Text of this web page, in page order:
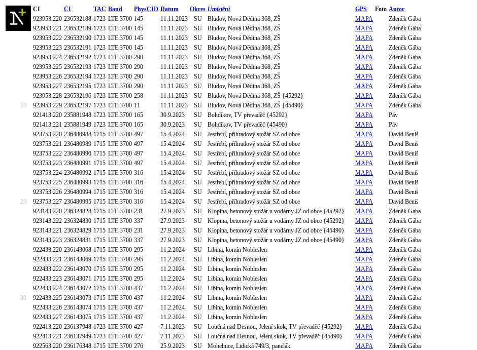
CI CI TAC Band PhysCID Datum Okres Umístění GPS Foto Autor
923953:220 236532188 1723 LTE 3700 145 11.11.2023 SU Bludov, Nová Dědina 368, ZŠ MAPA
Zdeněk Gába
923953:221 236532189 1723 LTE 3700 145 11.11.2023 SU Bludov, Nová Dědina 368, ZŠ MAPA
Zdeněk Gába
923953:222 236532190 1723 LTE 3700 145 11.11.2023 SU Bludov, Nová Dědina 368, ZŠ MAPA
Zdeněk Gába
923953:223 236532191 1723 LTE 3700 145 11.11.2023 SU Bludov, Nová Dědina 368, ZŠ MAPA
Zdeněk Gába
923953:224 236532192 1723 LTE 3700 290 11.11.2023 SU Bludov, Nová Dědina 368, ZŠ MAPA
Zdeněk Gába
923953:225 236532193 1723 LTE 3700 290 11.11.2023 SU Bludov, Nová Dědina 368, ZŠ MAPA
Zdeněk Gába
923953:226 236532194 1723 LTE 3700 290 11.11.2023 SU Bludov, Nová Dědina 368, ZŠ MAPA
Zdeněk Gába
923953:227 236532195 1723 LTE 3700 290 11.11.2023 SU Bludov, Nová Dědina 368, ZŠ MAPA
Zdeněk Gába
923953:228 236532196 1723 LTE 3700 258 11.11.2023 SU Bludov, Nová Dědina 368, ZŠ {45292} MAPA
Zdeněk Gába
10
923953:229 236532197 1723 LTE 3700 11 11.11.2023 SU Bludov, Nová Dědina 368, ZŠ {45490} MAPA
Zdeněk Gába
921413:220 235881948 1723 LTE 3700 165 30.9.2023 SU Bohdíkov, TV převaděč {45292} MAPA
Páv
921413:221 235881949 1723 LTE 3700 165 30.9.2023 SU Bohdíkov, TV převaděč {45490} MAPA
Páv
923753:220 236480988 1715 LTE 3700 497 15.4.2024 SU Jestřebí, příhradový stožár SZ od obce MAPA
David Beniš
923753:221 236480989 1715 LTE 3700 497 15.4.2024 SU Jestřebí, příhradový stožár SZ od obce MAPA
David Beniš
923753:222 236480990 1715 LTE 3700 497 15.4.2024 SU Jestřebí, příhradový stožár SZ od obce MAPA
David Beniš
923753:223 236480991 1715 LTE 3700 497 15.4.2024 SU Jestřebí, příhradový stožár SZ od obce MAPA
David Beniš
923753:224 236480992 1715 LTE 3700 316 15.4.2024 SU Jestřebí, příhradový stožár SZ od obce MAPA
David Beniš
923753:225 236480993 1715 LTE 3700 316 15.4.2024 SU Jestřebí, příhradový stožár SZ od obce MAPA
David Beniš
923753:226 236480994 1715 LTE 3700 316 15.4.2024 SU Jestřebí, příhradový stožár SZ od obce MAPA
David Beniš
20
923753:227 236480995 1715 LTE 3700 316 15.4.2024 SU Jestřebí, příhradový stožár SZ od obce MAPA
David Beniš
923143:220 236324828 1715 LTE 3700 231 27.9.2023 SU Klopina, betonový stožár u vodárny JZ od obce {45292} MAPA
Zdeněk Gába
923143:222 236324830 1715 LTE 3700 337 27.9.2023 SU Klopina, betonový stožár u vodárny JZ od obce {45292} MAPA
Zdeněk Gába
923143:221 236324829 1715 LTE 3700 231 27.9.2023 SU Klopina, betonový stožár u vodárny JZ od obce {45490} MAPA
Zdeněk Gába
923143:223 236324831 1715 LTE 3700 337 27.9.2023 SU Klopina, betonový stožár u vodárny JZ od obce {45490} MAPA
Zdeněk Gába
922433:220 236143068 1715 LTE 3700 295 11.2.2024 SU Libina, komín Nobleslen MAPA
Zdeněk Gába
922433:221 236143069 1715 LTE 3700 295 11.2.2024 SU Libina, komín Nobleslen MAPA
Zdeněk Gába
922433:222 236143070 1715 LTE 3700 295 11.2.2024 SU Libina, komín Nobleslen MAPA
Zdeněk Gába
922433:223 236143071 1715 LTE 3700 295 11.2.2024 SU Libina, komín Nobleslen MAPA
Zdeněk Gába
922433:224 236143072 1715 LTE 3700 437 11.2.2024 SU Libina, komín Nobleslen MAPA
Zdeněk Gába
30
922433:225 236143073 1715 LTE 3700 437 11.2.2024 SU Libina, komín Nobleslen MAPA
Zdeněk Gába
922433:226 236143074 1715 LTE 3700 437 11.2.2024 SU Libina, komín Nobleslen MAPA
Zdeněk Gába
922433:227 236143075 1715 LTE 3700 437 11.2.2024 SU Libina, komín Nobleslen MAPA
Zdeněk Gába
922413:220 236137948 1723 LTE 3700 427 7.11.2023 SU Loučná nad Desnou, Jelení skok, TV převaděč {45292} MAPA
Zdeněk Gába
922413:221 236137949 1723 LTE 3700 427 7.11.2023 SU Loučná nad Desnou, Jelení skok, TV převaděč {45490} MAPA
Zdeněk Gába
922563:220 236176348 1715 LTE 3700 276 25.9.2023 SU Mohelnice, Lidická 749/3, panelák MAPA
Zdeněk Gába